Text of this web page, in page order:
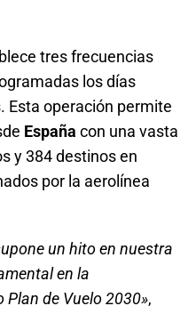
tres frecuencias
los días
. Esta operación permite
España con una vasta
y 384 destinos en
por la aerolínea
un hito en nuestra
en la
de Vuelo 2030»,